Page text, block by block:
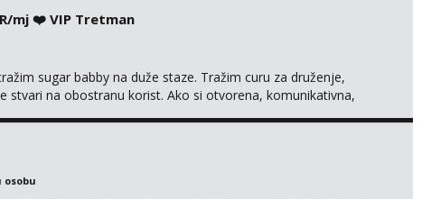
mj ❤️ VIP Tretman
sugar babby na duže staze. Tražim curu za druženje,
stvari na obostranu korist. Ako si otvorena, komunikativna,
osobu